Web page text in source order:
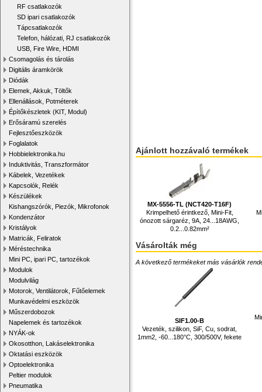
RF csatlakozók
SD ipari csatlakozók
Tápcsatlakozók
Telefon, hálózati, RJ csatlakozók
USB, Fire Wire, HDMI
Csomagolás és tárolás
Digitális áramkörök
Diódák
Elemek, Akkuk, Töltők
Ellenállások, Potméterek
Építőkészletek (KIT, Modul)
Erősáramú szerelés
Fejlesztőeszközök
Foglalatok
Hobbielektronika.hu
Induktivitás, Transzformátor
Kábelek, Vezetékek
Kapcsolók, Relék
Készülékek
Kishangszórók, Piezók, Mikrofonok
Kondenzátor
Kristályok
Matricák, Feliratok
Méréstechnika
Mini PC, ipari PC, tartozékok
Modulok
Modulvilág
Motorok, Ventilátorok, Fűtőelemek
Munkavédelmi eszközök
Műszerdobozok
Napelemek és tartozékok
NYÁK-ok
Okosotthon, Lakáselektronika
Oktatási eszközök
Optoelektronika
Peltier modulok
Pneumatika
Ajánlott hozzávaló termékek
MX-5556-TL (NCT420-T16F)
Krimpelhető érintkező, Mini-Fit,
ónozott sárgaréz, 9A, 24...18AWG,
0.2...0.82mm²
Vásárolták még
A következő termékeket más vásárlók
SIF1.00-B
Vezeték, szilikon, SiF, Cu, sodrat,
1mm2, -60...180°C, 300/500V, fekete